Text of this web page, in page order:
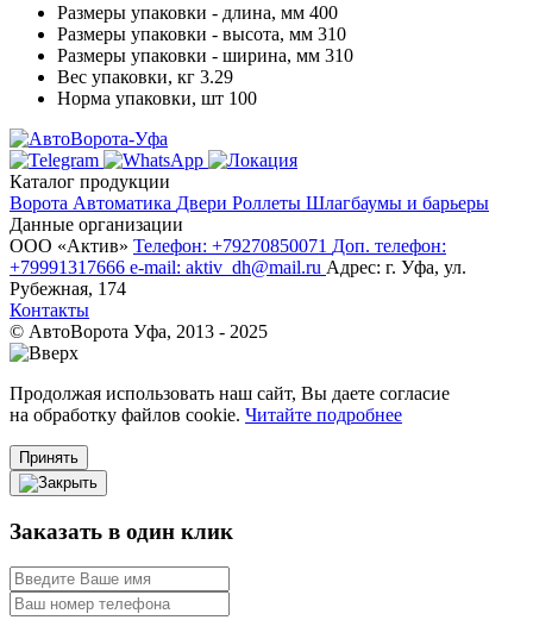
Размеры упаковки - длина, мм 400
Размеры упаковки - высота, мм 310
Размеры упаковки - ширина, мм 310
Вес упаковки, кг 3.29
Норма упаковки, шт 100
Каталог продукции
Ворота Автоматика Двери Роллеты Шлагбаумы и барьеры
Данные организации
ООО «‎Актив»‎ Телефон: +79270850071 Доп. телефон:
+79991317666 e-mail: aktiv_dh@mail.ru Адрес: г. Уфа, ул.
Рубежная, 174
Контакты
© АвтоВорота Уфа, 2013 - 2025
Продолжая использовать наш сайт, Вы даете согласие
на обработку файлов cookie. Читайте подробнее
Принять
Заказать в один клик